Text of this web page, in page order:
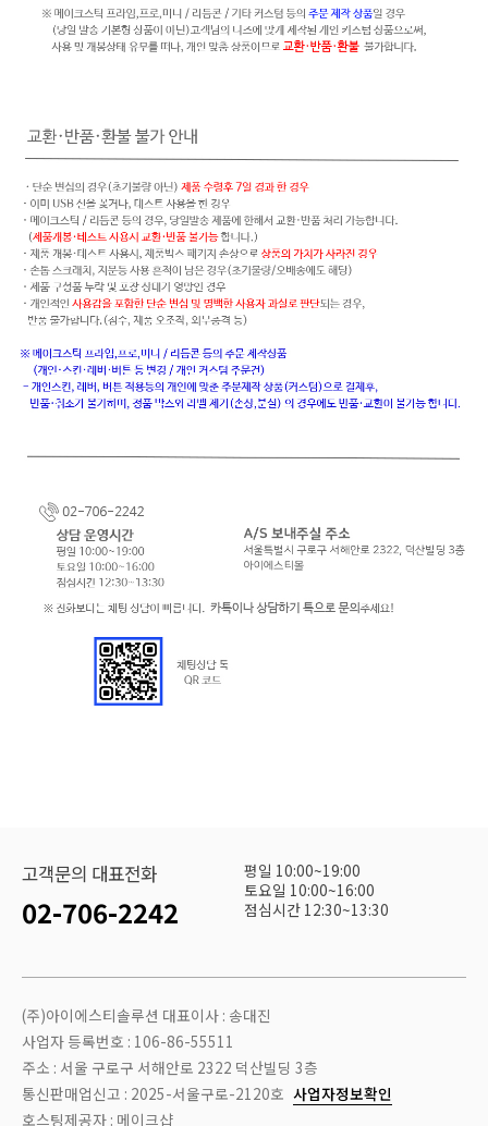
고객문의 대표전화
02-706-2242
평일 10:00~19:00
토요일 10:00~16:00
점심시간 12:30~13:30
(주)아이에스티솔루션 대표이사 : 송대진
사업자 등록번호 : 106-86-55511
주소 : 서울 구로구 서해안로 2322 덕산빌딩 3층
통신판매업신고 : 2025-서울구로-2120호 사업자정보확인
호스팅제공자 : 메이크샵